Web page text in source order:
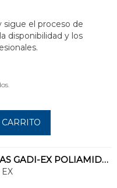
sigue el proceso de
disponibilidad y los
PRENSAESTOPAS GADI-EX POLIAMIDA M40 DIÁMETRO CABLE 22-32